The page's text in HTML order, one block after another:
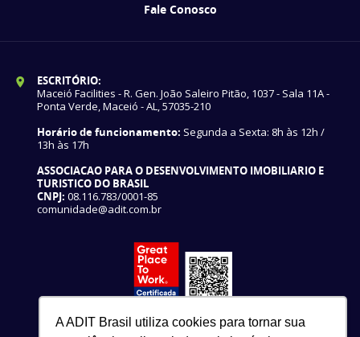
A ADIT Brasil utiliza cookies para tornar sua
Fale Conosco
ESCRITÓRIO:
Maceió Facilities - R. Gen. João Saleiro Pitão, 1037 - Sala 11A -
Ponta Verde, Maceió - AL, 57035-210
Horário de funcionamento: Segunda a Sexta: 8h às 12h /
13h às 17h
ASSOCIACAO PARA O DESENVOLVIMENTO IMOBILIARIO E
TURISTICO DO BRASIL
CNPJ: 08.116.783/0001-85
comunidade@adit.com.br